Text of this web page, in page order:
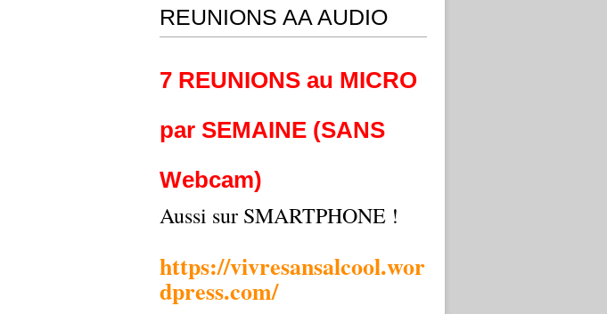
REUNIONS AA AUDIO
7 REUNIONS au MICRO
par SEMAINE (SANS
Webcam)
Aussi sur SMARTPHONE !
https://vivresansalcool.wor
dpress.com/